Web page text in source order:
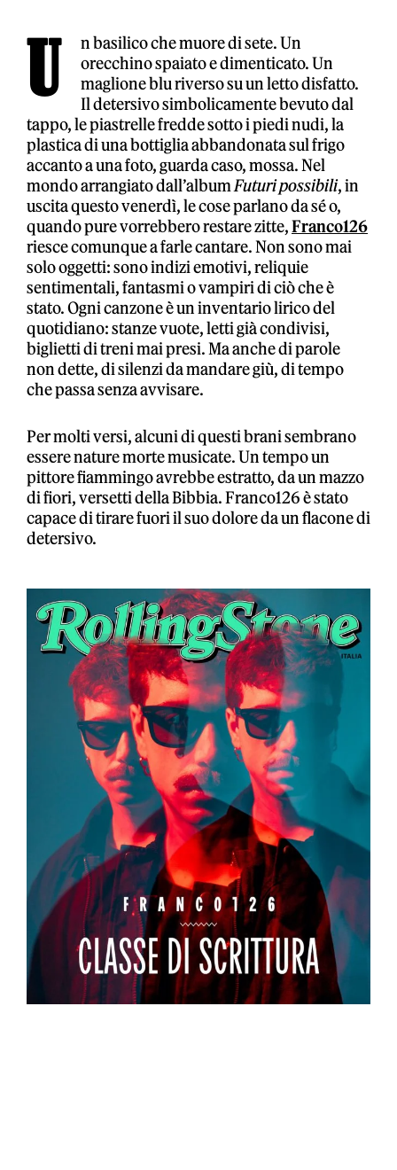
U
n basilico che muore di sete. Un
orecchino spaiato e dimenticato. Un
maglione blu riverso su un letto disfatto.
Il detersivo simbolicamente bevuto dal
tappo, le piastrelle fredde sotto i piedi nudi, la
plastica di una bottiglia abbandonata sul frigo
accanto a una foto, guarda caso, mossa. Nel
mondo arrangiato dall’albumFuturi possibili, in
uscita questo venerdì, le cose parlano da sé o,
quando pure vorrebbero restare zitte,Franco126
riesce comunque a farle cantare. Non sono mai
solo oggetti: sono indizi emotivi, reliquie
sentimentali, fantasmi o vampiri di ciò che è
stato. Ogni canzone è un inventario lirico del
quotidiano: stanze vuote, letti già condivisi,
biglietti di treni mai presi. Ma anche di parole
non dette, di silenzi da mandare giù, di tempo
che passa senza avvisare.
Per molti versi, alcuni di questi brani sembrano
essere nature morte musicate. Un tempo un
pittore fiammingo avrebbe estratto, da un mazzo
di fiori, versetti della Bibbia. Franco126 è stato
capace di tirare fuori il suo dolore da un flacone di
detersivo.